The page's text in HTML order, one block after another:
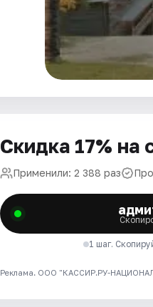
Скидка 17% на
Применили: 2 388 раз
1 шаг.
Реклама. ООО "КАССИР.РУ-